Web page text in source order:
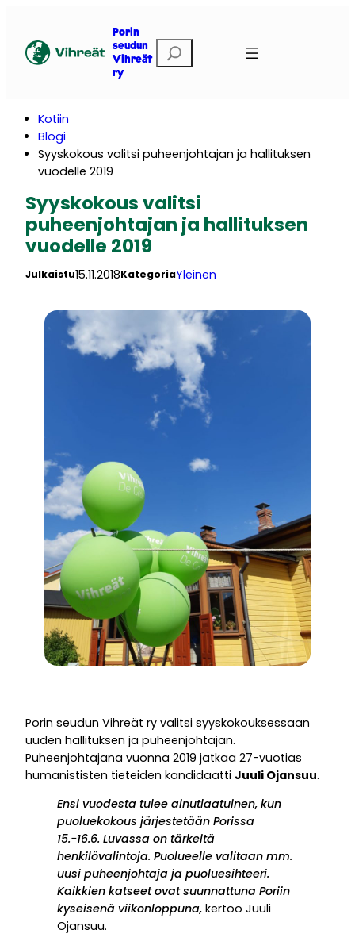
Porin
seudun
Vihreät
ry
t
Kotiin
Blogi
Syyskokous valitsi puheenjohtajan ja hallituksen
vuodelle 2019
Syyskokous valitsi
puheenjohtajan ja hallituksen
vuodelle 2019
Julkaistu15.11.2018KategoriaYleinen
Porin seudun Vihreät ry valitsi syyskokouksessaan
uuden hallituksen ja puheenjohtajan.
Puheenjohtajana vuonna 2019 jatkaa 27-vuotias
humanististen tieteiden kandidaatti Juuli Ojansuu.
Ensi vuodesta tulee ainutlaatuinen, kun
puoluekokous järjestetään Porissa
15.-16.6. Luvassa on tärkeitä
henkilövalintoja. Puolueelle valitaan mm.
uusi puheenjohtaja ja puoluesihteeri.
Kaikkien katseet ovat suunnattuna Poriin
kyseisenä viikonloppuna, kertoo Juuli
Ojansuu.